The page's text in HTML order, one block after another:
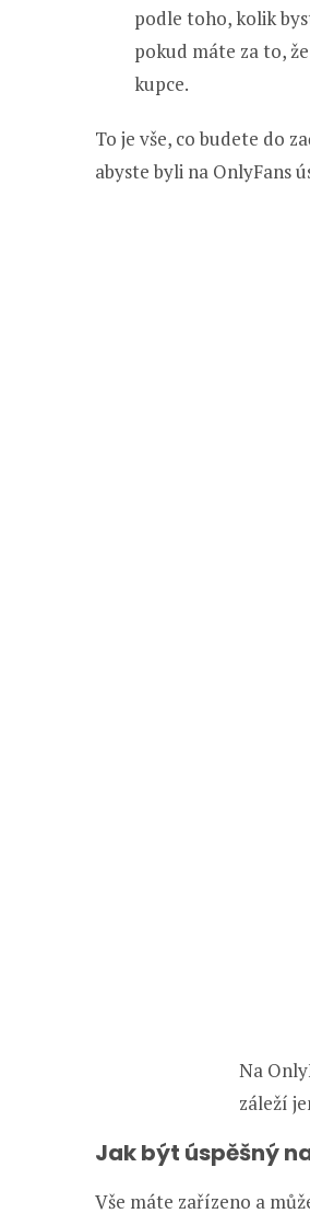
podle toho, kolik
pokud máte za to,
kupce.
To je vše, co budete do
abyste byli na OnlyFans
Na
záleží
Jak být úspěšný
Vše máte zařízeno a